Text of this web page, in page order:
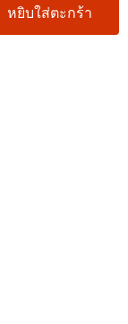
หยิบใส่ตะกร้า